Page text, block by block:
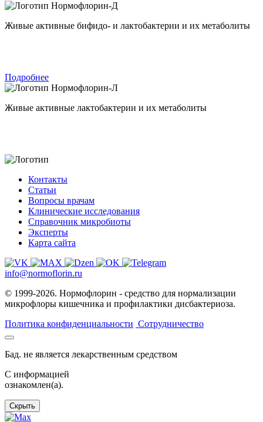
Нормофлорин-Д
Живые активные бифидо- и лактобактерии и их метаболиты
Подробнее
Нормофлорин-Л
Живые активные лактобактерии и их метаболиты
Контакты
Статьи
Вопросы врачам
Клинические исследования
Справочник микробиоты
Эксперты
Карта сайта
info@normoflorin.ru
© 1999-2026. Нормофлорин - средство для нормализации
микрофлоры кишечника и профилактики дисбактериоза.
Политика конфиденциальности Сотрудничество
Бад. не является лекарственным средством
C информацией
ознакомлен(а).
Скрыть